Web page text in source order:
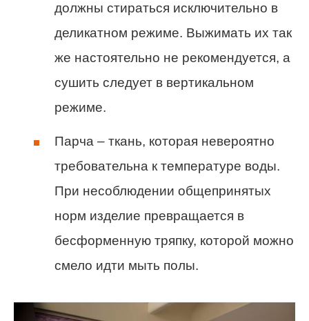
должны стираться исключительно в
деликатном режиме. Выжимать их так
же настоятельно не рекомендуется, а
сушить следует в вертикальном
режиме.
Парча – ткань, которая невероятно
требовательна к температуре воды.
При несоблюдении общепринятых
норм изделие превращается в
бесформенную тряпку, которой можно
смело идти мыть полы.